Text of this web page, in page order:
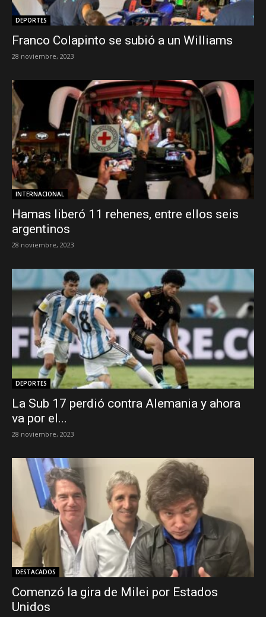
DEPORTES
Franco Colapinto se subió a un Williams
28 noviembre, 2023
INTERNACIONAL
Hamas liberó 11 rehenes, entre ellos seis
argentinos
28 noviembre, 2023
DEPORTES
La Sub 17 perdió contra Alemania y ahora
va por el...
28 noviembre, 2023
DESTACADOS
Comenzó la gira de Milei por Estados
Unidos